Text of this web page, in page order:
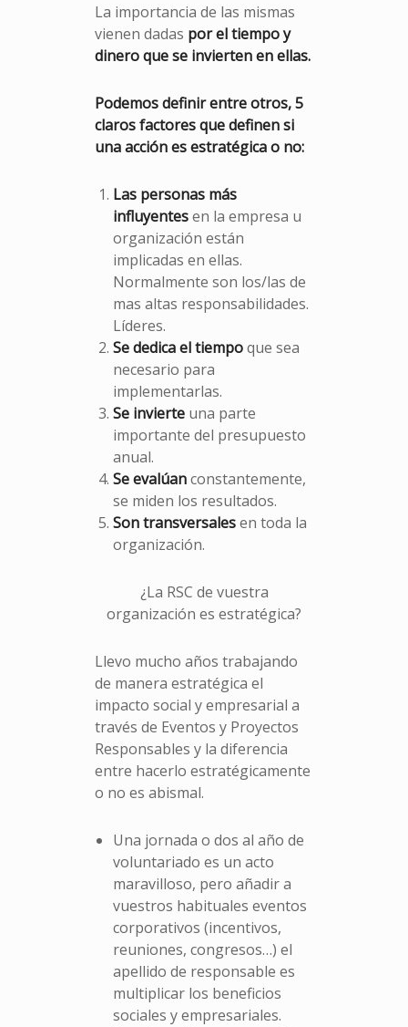
La importancia de las mismas
vienen dadas por el tiempo y
dinero que se invierten en ellas.
Podemos definir entre otros, 5
claros factores que definen si
una acción es estratégica o no:
Las personas más
influyentesen la empresa u
organización están
implicadas en ellas.
Normalmente son los/las de
mas altas responsabilidades.
Líderes.
Se dedica el tiempoque sea
necesario para
implementarlas.
Se invierte una parte
importante del presupuesto
anual.
Se evalúanconstantemente,
se miden los resultados.
Son transversalesen toda la
organización.
¿La RSC de vuestra
organización es estratégica?
Llevo mucho años trabajando
de manera estratégica el
impacto social y empresarial a
través de Eventos y Proyectos
Responsables y la diferencia
entre hacerlo estratégicamente
o no es abismal.
Una jornada o dos al año de
voluntariado es un acto
maravilloso, pero añadir a
vuestros habituales eventos
corporativos (incentivos,
reuniones, congresos…) el
apellido de responsable es
multiplicar los beneficios
sociales y empresariales.